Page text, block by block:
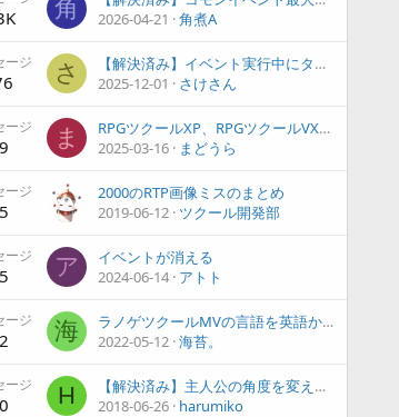
角
2026-04-21
角煮A
ージ さ
【解決済み】イベント実行中にタイマーが0でダメージ…というイベントを作りたい
2025-12-01
さけさん
ージ ま
RPGツクールXP、RPGツクールVX、データベースのヘルプ（ポップヒント）の文字化け
2025-03-16
まどうら
ージ
2000のRTP画像ミスのまとめ
2019-06-12 ツクール開発部
ージ ア
イベントが消える
2024-06-14 アトト
ージ 海
ラノゲツクールMVの言語を英語から日本語にする方法
2022-05-12 海苔。
ージ H
【解決済み】主人公の角度を変えたい
2018-06-26 harumiko